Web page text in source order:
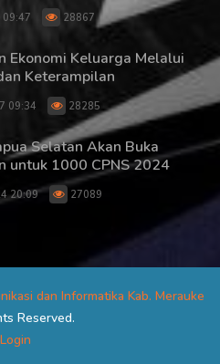
09:47 28867
Ekonomi Keluarga Melalui
Keterampilan
09:34 28285
Selatan Akan Buka
untuk 1000 CPNS 2024
20:09 27089
dan Informatika Kab. Merauke
Reserved.
Login